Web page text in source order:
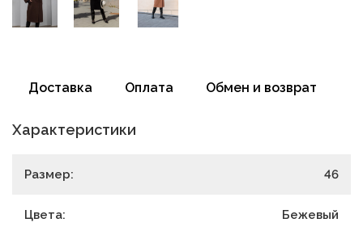
Доставка Оплата Обмен и возврат
Характеристики
Размер: 46
Цвета: Бежевый